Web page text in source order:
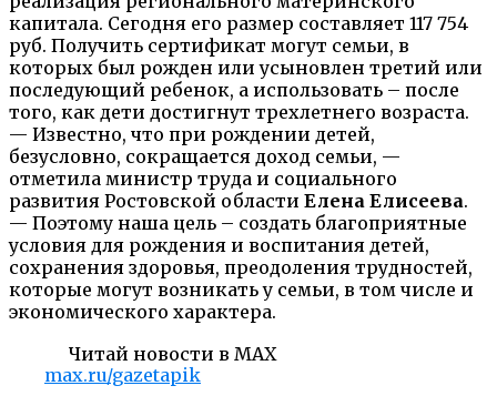
капитала. Сегодня его размер составляет 117 754
руб. Получить сертификат могут семьи, в
которых был рожден или усыновлен третий или
последующий ребенок, а использовать – после
того, как дети достигнут трехлетнего возраста.
— Известно, что при рождении детей,
безусловно, сокращается доход семьи, —
отметила министр труда и социального
развития Ростовской области Елена Елисеева.
— Поэтому наша цель – создать благоприятные
условия для рождения и воспитания детей,
сохранения здоровья, преодоления трудностей,
которые могут возникать у семьи, в том числе и
экономического характера.
Читай новости в MAX
max.ru/gazetapik